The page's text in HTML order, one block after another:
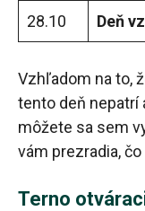
28.10 Deň
Vzhľadom na to,
tento deň nepatrí
môžete sa sem
vám prezradia,
Terno